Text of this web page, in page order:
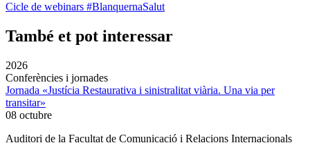
Cicle de webinars #BlanquernaSalut
També et pot interessar
2026
Conferències i jornades
Jornada «Justícia Restaurativa i sinistralitat viària. Una via per
transitar»
08 octubre
Auditori de la Facultat de Comunicació i Relacions Internacionals